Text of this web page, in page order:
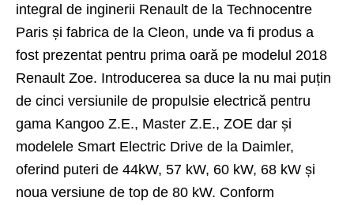
integral de inginerii Renault de la Technocentre
Paris și fabrica de la Cleon, unde va fi produs a
fost prezentat pentru prima oară pe modelul 2018
Renault Zoe. Introducerea sa duce la nu mai puțin
de cinci versiunile de propulsie electrică pentru
gama Kangoo Z.E., Master Z.E., ZOE dar și
modelele Smart Electric Drive de la Daimler,
oferind puteri de 44kW, 57 kW, 60 kW, 68 kW și
noua versiune de top de 80 kW. Conform